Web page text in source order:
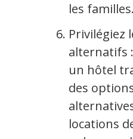
les familles.
Privilégiez
alternatifs
un hôtel
des
locations